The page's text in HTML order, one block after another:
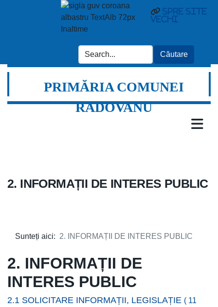
Spre site
vechi
PRIMĂRIA COMUNEI
RADOVANU
2. INFORMAȚII DE INTERES PUBLIC
Sunteți aici: 2. INFORMAȚII DE INTERES PUBLIC
2. INFORMAȚII DE
INTERES PUBLIC
2.1 SOLICITARE INFORMAȚII, LEGISLAȚIE ( 11